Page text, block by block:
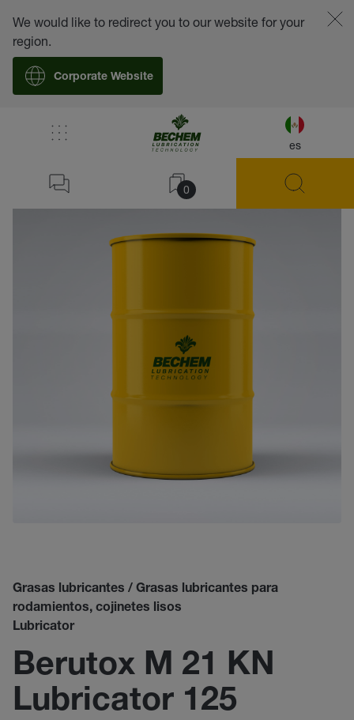
es
0
We would like to redirect you to our website for your
region.
Corporate Website
Grasas lubricantes / Grasas lubricantes para
rodamientos, cojinetes lisos
Lubricator
Berutox M 21 KN
Lubricator 125